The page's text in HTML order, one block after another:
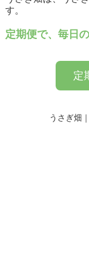
す。
定期便で、毎日
定
うさぎ畑